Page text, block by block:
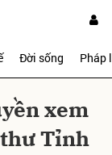
Đời sống Pháp
xem
Tỉnh